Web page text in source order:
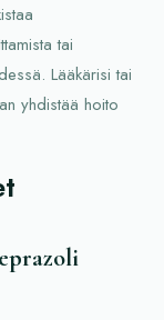
tai
Lääkärisi tai
yhdistää hoito